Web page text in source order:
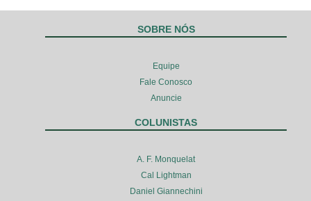
SOBRE NÓS
Equipe
Fale Conosco
Anuncie
COLUNISTAS
A. F. Monquelat
Cal Lightman
Daniel Giannechini